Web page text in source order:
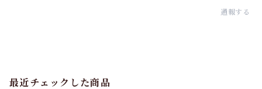
通報する
最近チェックした商品